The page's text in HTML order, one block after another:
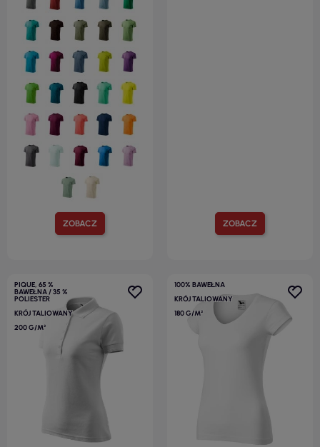
ZOBACZ ZOBACZ
PIQUE, 65 %
BAWEŁNA / 35 %
POLIESTER
KRÓJ TALIOWANY
200 G/M²
100% BAWEŁNA
KRÓJ TALIOWANY
180 G/M²